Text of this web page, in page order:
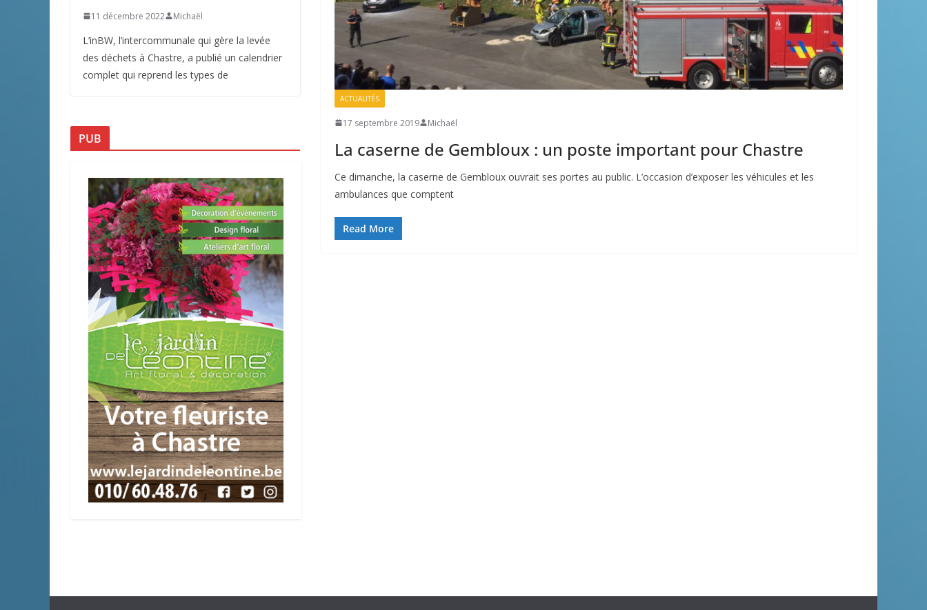
ACTUALITÉS
17 septembre 2019 Michaël
La caserne de Gembloux : un poste important pour Chastre
Ce dimanche, la caserne de Gembloux ouvrait ses portes au public. L’occasion d’exposer les véhicules et les
ambulances que comptent
Read More
11 décembre 2022 Michaël
L’inBW, l’intercommunale qui gère la levée
des déchets à Chastre, a publié un calendrier
complet qui reprend les types de
PUB